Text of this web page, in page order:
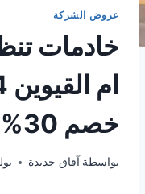
عروض الشركة
خادمات
خصم 30%
بواسطة آفاق جديدة